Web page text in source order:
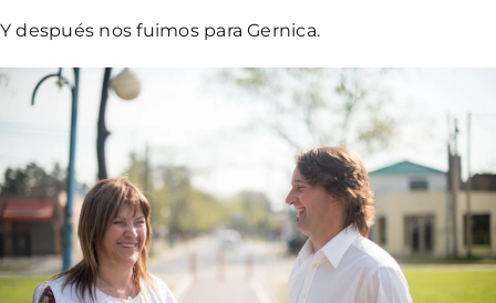
Y después nos fuimos para Gernica.